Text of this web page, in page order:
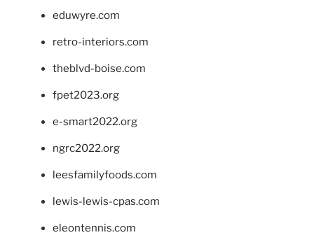
eduwyre.com
retro-interiors.com
theblvd-boise.com
fpet2023.org
e-smart2022.org
ngrc2022.org
leesfamilyfoods.com
lewis-lewis-cpas.com
eleontennis.com